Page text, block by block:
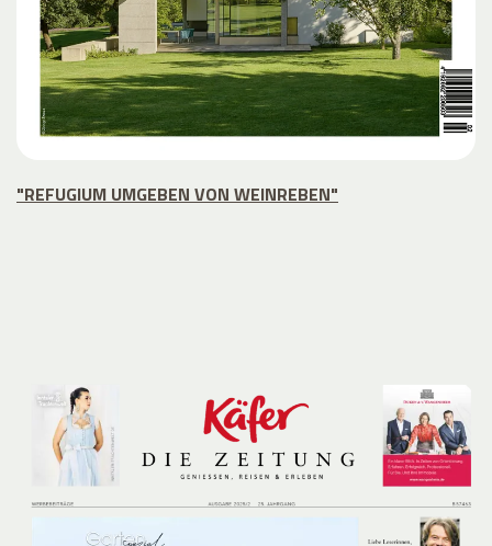
"REFUGIUM UMGEBEN VON WEINREBEN"